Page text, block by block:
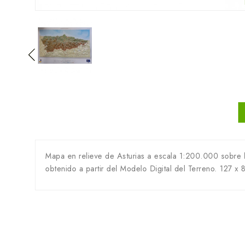
Mapa en relieve de Asturias a escala 1:200.000 sobre
obtenido a partir del Modelo Digital del Terreno. 127 x